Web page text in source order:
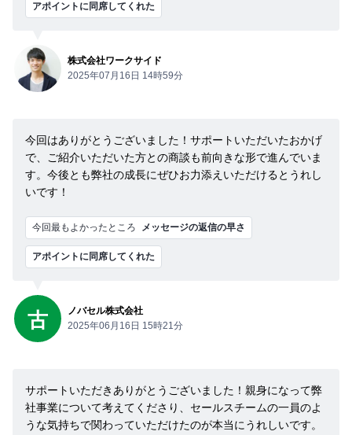
アポイントに同席してくれた
株式会社ワークサイド
2025年07月16日 14時59分
今回はありがとうございました！サポートいただいたおかげ
で、ご紹介いただいた方との商談も前向きな形で進んでいま
す。今後とも弊社の成長にぜひお力添えいただけるとうれし
いです！
今回最もよかったところ メッセージの返信の早さ
アポイントに同席してくれた
古
ノバセル株式会社
2025年06月16日 15時21分
サポートいただきありがとうございました！親身になって弊
社事業について考えてくださり、セールスチームの一員のよ
うな気持ちで関わっていただけたのが本当にうれしいです。